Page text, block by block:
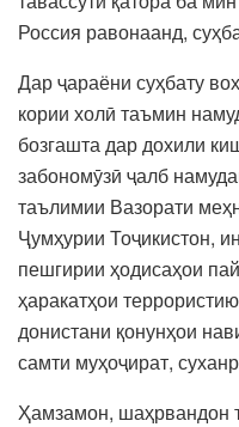
Россия равонаанд,
Дар ҷараёни суҳбату
кории холӣ таъмин
бозгашта дар дохили
забономӯзӣ ҷалб
таълимии Вазорати
Ҷумҳурии Тоҷикистон,
пешгирии ҳодисаҳои
ҳаракатҳои
донистани қонунҳои
самти муҳоҷират,
Ҳамзамон, шаҳрвандон